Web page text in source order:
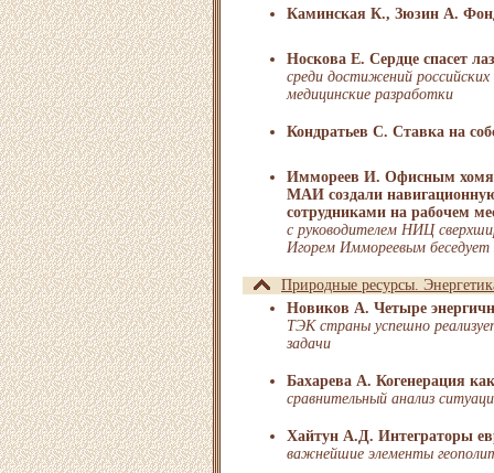
Каминская К., Зюзин А.
Носкова Е. Сердце спасет
среди достижений
медицинские разработки
Кондратьев С. Ставка на
Иммореев И. Офисным
МАИ создали
сотрудниками на рабочем
с руководителем НИЦ
Игорем Иммореевым беседует
Природные ресурсы.
Новиков А. Четыре
ТЭК страны успешно
задачи
Бахарева А. Когенерация
сравнительный анализ
Хайтун А.Д. Интеграторы
важнейшие элементы